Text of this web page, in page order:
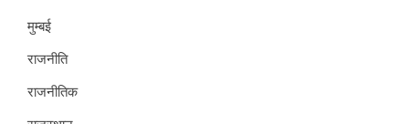
मुम्बई
राजनीति
राजनीतिक